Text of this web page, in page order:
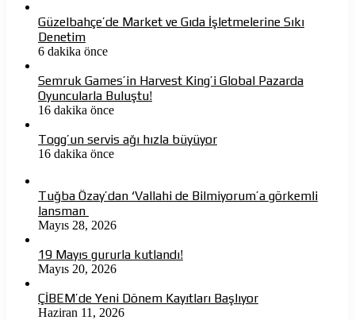
Güzelbahçe’de Market ve Gıda İşletmelerine Sıkı
Denetim
6 dakika önce
Semruk Games’in Harvest King’i Global Pazarda
Oyuncularla Buluştu!
16 dakika önce
Togg’un servis ağı hızla büyüyor
16 dakika önce
Tuğba Özay’dan ‘Vallahi de Bilmiyorum’a görkemli
lansman
Mayıs 28, 2026
19 Mayıs gururla kutlandı!
Mayıs 20, 2026
ÇİBEM’de Yeni Dönem Kayıtları Başlıyor
Haziran 11, 2026